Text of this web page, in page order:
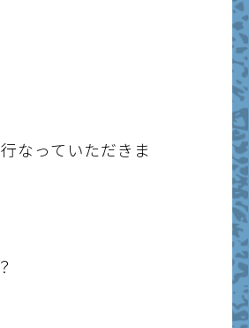
なっていただきま